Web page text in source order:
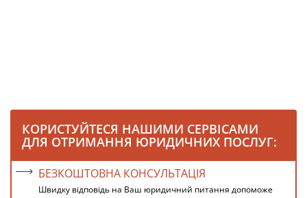
КОРИСТУЙТЕСЯ НАШИМИ СЕРВІСАМИ
ДЛЯ ОТРИМАННЯ ЮРИДИЧНИХ ПОСЛУГ:
БЕЗКОШТОВНА КОНСУЛЬТАЦІЯ
Швидку відповідь на Ваш юридичний питання допоможе